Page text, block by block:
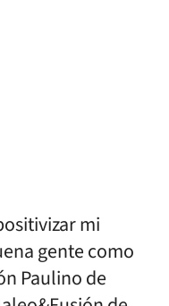
mi
gente como
Paulino de